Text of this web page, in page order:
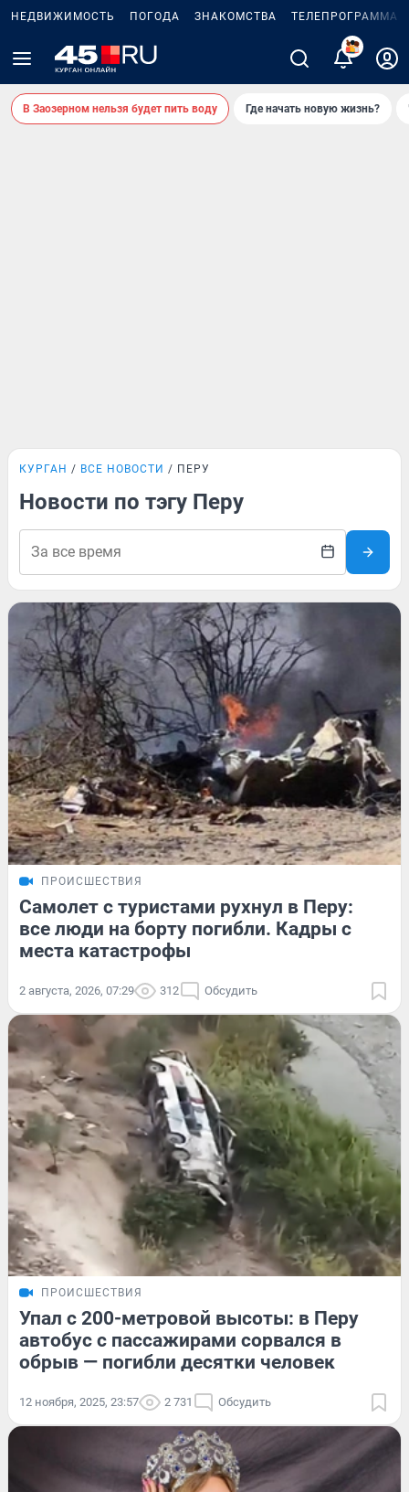
НЕДВИЖИМОСТЬ ПОГОДА ЗНАКОМСТВА ТЕЛЕПРОГРАММА
2
В Заозерном нельзя будет пить воду Где начать новую жизнь?
КУРГАН ВСЕ НОВОСТИ ПЕРУ
Новости по тэгу Перу
ПРОИСШЕСТВИЯ
Самолет с туристами рухнул в Перу:
все люди на борту погибли. Кадры с
места катастрофы
2 августа, 2026, 07:29 312 Обсудить
ПРОИСШЕСТВИЯ
Упал с 200-метровой высоты: в Перу
автобус с пассажирами сорвался в
обрыв — погибли десятки человек
12 ноября, 2025, 23:57 2 731 Обсудить